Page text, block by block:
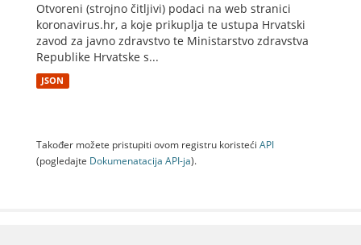
Otvoreni (strojno čitljivi) podaci na web stranici
koronavirus.hr, a koje prikuplja te ustupa Hrvatski
zavod za javno zdravstvo te Ministarstvo zdravstva
Republike Hrvatske s...
JSON
Također možete pristupiti ovom registru koristeći API
(pogledajte Dokumenаtаcijа API-jа).